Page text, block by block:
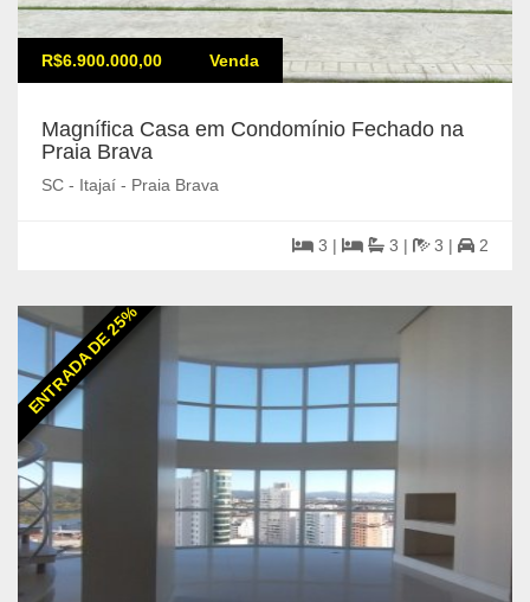
R$6.900.000,00 Venda
Magnífica Casa em Condomínio Fechado na
Praia Brava
SC - Itajaí - Praia Brava
3 | 3 | 3 | 2
ENTRADA DE 25%